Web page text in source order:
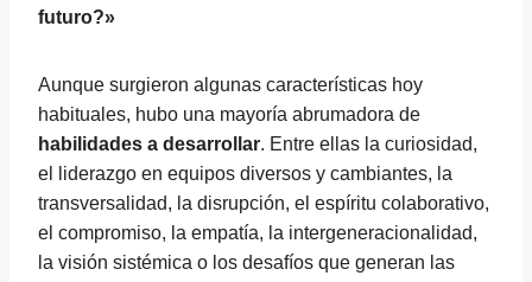
futuro?»
Aunque surgieron algunas características hoy
habituales, hubo una mayoría abrumadora de
habilidades a desarrollar. Entre ellas la curiosidad,
el liderazgo en equipos diversos y cambiantes, la
transversalidad, la disrupción, el espíritu colaborativo,
el compromiso, la empatía, la intergeneracionalidad,
la visión sistémica o los desafíos que generan las